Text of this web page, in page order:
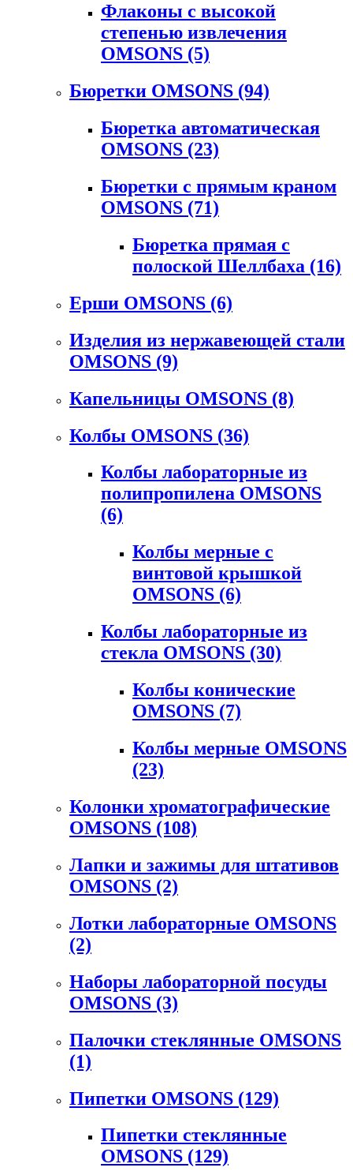
Флаконы с высокой
степенью извлечения
OMSONS (5)
Бюретки OMSONS (94)
Бюретка автоматическая
OMSONS (23)
Бюретки с прямым краном
OMSONS (71)
Бюретка прямая с
полоской Шеллбаха (16)
Ерши OMSONS (6)
Изделия из нержавеющей стали
OMSONS (9)
Капельницы OMSONS (8)
Колбы OMSONS (36)
Колбы лабораторные из
полипропилена OMSONS
(6)
Колбы мерные с
винтовой крышкой
OMSONS (6)
Колбы лабораторные из
стекла OMSONS (30)
Колбы конические
OMSONS (7)
Колбы мерные OMSONS
(23)
Колонки хроматографические
OMSONS (108)
Лапки и зажимы для штативов
OMSONS (2)
Лотки лабораторные OMSONS
(2)
Наборы лабораторной посуды
OMSONS (3)
Палочки стеклянные OMSONS
(1)
Пипетки OMSONS (129)
Пипетки стеклянные
OMSONS (129)